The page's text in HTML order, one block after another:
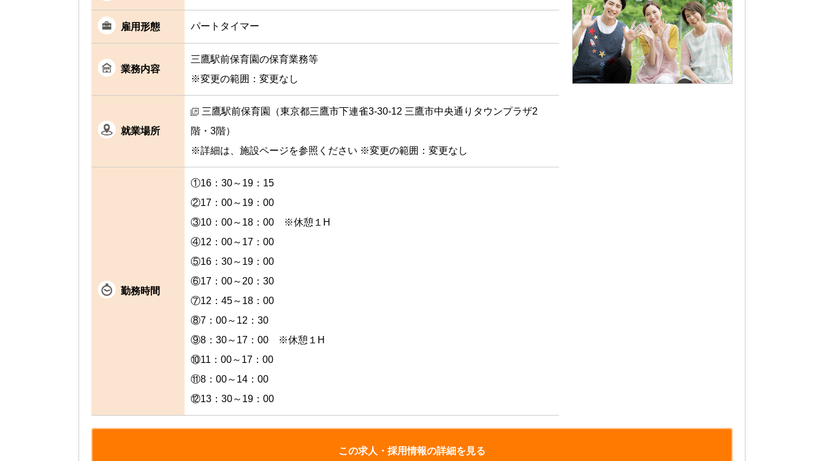
雇用形態 パートタイマー
業務内容
三鷹駅前保育園の保育業務等
※変更の範囲：変更なし
就業場所
三鷹駅前保育園（東京都三鷹市下連雀3-30-12 三鷹市中央通りタウンプラザ2
階・3階）
※詳細は、施設ページを参照ください ※変更の範囲：変更なし
勤務時間
①16：30～19：15
②17：00～19：00
③10：00～18：00 ※休憩１H
④12：00～17：00
⑤16：30～19：00
⑥17：00～20：30
⑦12：45～18：00
⑧7：00～12：30
⑨8：30～17：00 ※休憩１H
⑩11：00～17：00
⑪8：00～14：00
⑫13：30～19：00
この求人・採用情報の詳細を見る